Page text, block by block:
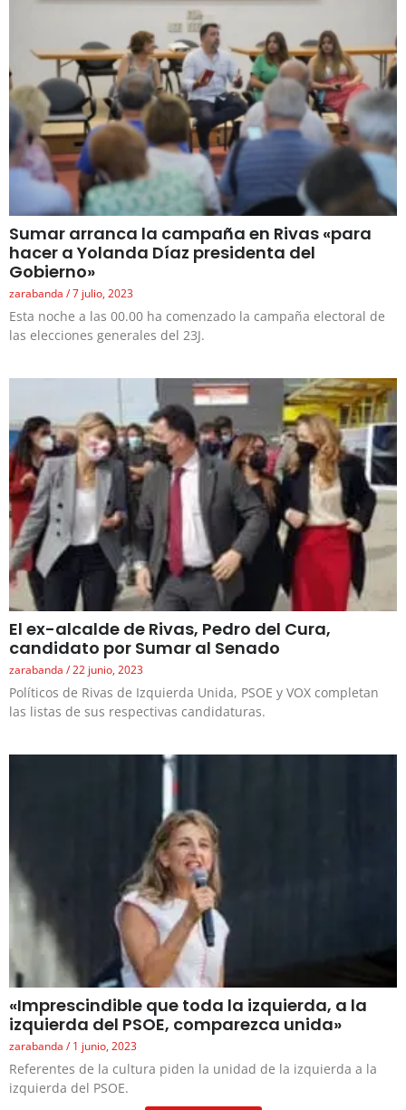
Sumar arranca la campaña en Rivas «para
hacer a Yolanda Díaz presidenta del
Gobierno»
zarabanda 7 julio, 2023
Esta noche a las 00.00 ha comenzado la campaña electoral de
las elecciones generales del 23J.
El ex-alcalde de Rivas, Pedro del Cura,
candidato por Sumar al Senado
zarabanda 22 junio, 2023
Políticos de Rivas de Izquierda Unida, PSOE y VOX completan
las listas de sus respectivas candidaturas.
«Imprescindible que toda la izquierda, a la
izquierda del PSOE, comparezca unida»
zarabanda 1 junio, 2023
Referentes de la cultura piden la unidad de la izquierda a la
izquierda del PSOE.